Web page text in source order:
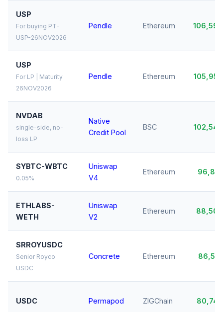
USP
For buying PT-
USP-26NOV2026
Pendle Ethereum
USP
For LP | Maturity
26NOV2026
Pendle Ethereum
NVDAB
single-side, no-
loss LP
Native
Credit Pool
BSC
SYBTC-WBTC
0.05%
Uniswap
V4
Ethereum
ETHLABS-
WETH
Uniswap
V2
Ethereum
SRROYUSDC
Senior Royco
USDC
Concrete Ethereum
USDC Permapod ZIGChain